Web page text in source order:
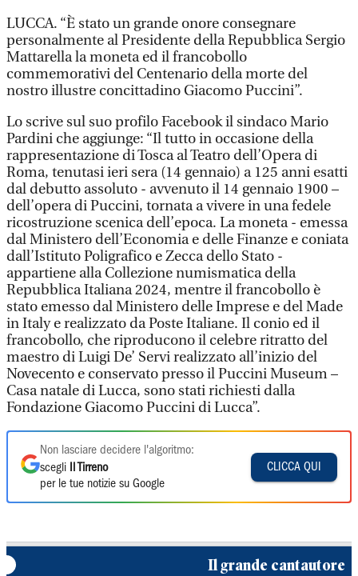
LUCCA. “È stato un grande onore consegnare
personalmente al Presidente della Repubblica Sergio
Mattarella la moneta ed il francobollo
commemorativi del Centenario della morte del
nostro illustre concittadino Giacomo Puccini”.
Lo scrive sul suo profilo Facebook il sindaco Mario
Pardini che aggiunge: “Il tutto in occasione della
rappresentazione di Tosca al Teatro dell’Opera di
Roma, tenutasi ieri sera (14 gennaio) a 125 anni esatti
dal debutto assoluto - avvenuto il 14 gennaio 1900 –
dell’opera di Puccini, tornata a vivere in una fedele
ricostruzione scenica dell’epoca. La moneta - emessa
dal Ministero dell’Economia e delle Finanze e coniata
dall’Istituto Poligrafico e Zecca dello Stato -
appartiene alla Collezione numismatica della
Repubblica Italiana 2024, mentre il francobollo è
stato emesso dal Ministero delle Imprese e del Made
in Italy e realizzato da Poste Italiane. Il conio ed il
francobollo, che riproducono il celebre ritratto del
maestro di Luigi De’ Servi realizzato all’inizio del
Novecento e conservato presso il Puccini Museum –
Casa natale di Lucca, sono stati richiesti dalla
Fondazione Giacomo Puccini di Lucca”.
Non lasciare decidere l'algoritmo:
scegli
Il Tirreno
per le tue notizie su Google
CLICCA QUI
Il grande cantautore